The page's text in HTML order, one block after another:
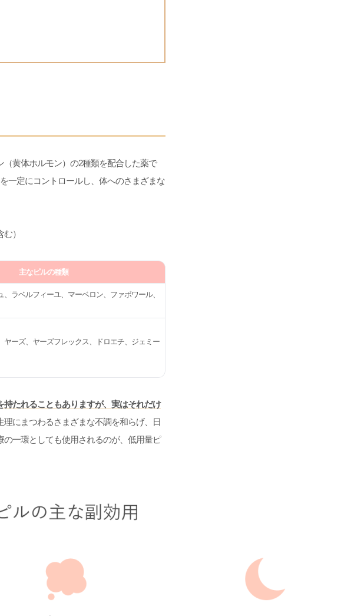
黄体ホルモン）の2種類を配合した薬で
一定にコントロールし、体へのさまざまな
）
主なピルの種類
、ラベルフィーユ、マーベロン、ファボワール、
ヤーズ、ヤーズフレックス、ドロエチ、ジェミー
たれることもありますが、実はそれだけ
にまつわるさまざまな不調を和らげ、日
一環としても使用されるのが、低用量ピ